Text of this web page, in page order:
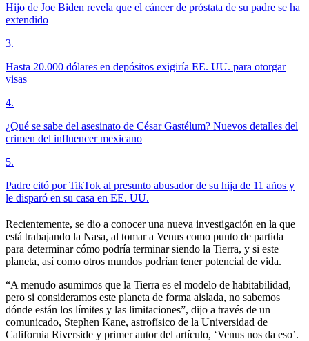
Hijo de Joe Biden revela que el cáncer de próstata de su padre se ha
extendido
3.
Hasta 20.000 dólares en depósitos exigiría EE. UU. para otorgar
visas
4.
¿Qué se sabe del asesinato de César Gastélum? Nuevos detalles del
crimen del influencer mexicano
5.
Padre citó por TikTok al presunto abusador de su hija de 11 años y
le disparó en su casa en EE. UU.
Recientemente, se dio a conocer una nueva investigación en la que
está trabajando la Nasa, al tomar a Venus como punto de partida
para determinar cómo podría terminar siendo la Tierra, y si este
planeta, así como otros mundos podrían tener potencial de vida.
“A menudo asumimos que la Tierra es el modelo de habitabilidad,
pero si consideramos este planeta de forma aislada, no sabemos
dónde están los límites y las limitaciones”, dijo a través de un
comunicado, Stephen Kane, astrofísico de la Universidad de
California Riverside y primer autor del artículo, ‘Venus nos da eso’.